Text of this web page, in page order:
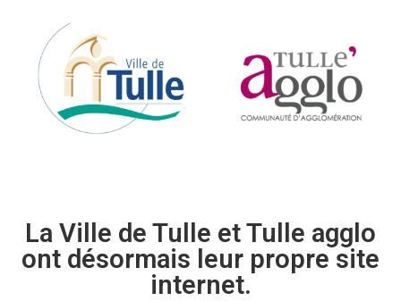
La Ville de Tulle et Tulle agglo
ont désormais leur propre site
internet.​